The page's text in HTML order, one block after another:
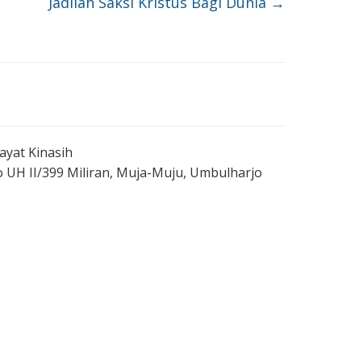
Kinasih
UH II/399 Miliran, Muja-Muju, Umbulharjo